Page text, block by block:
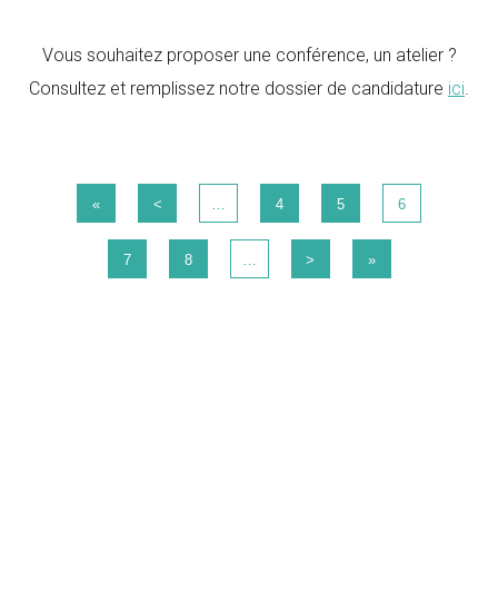
Vous souhaitez proposer une conférence, un atelier ?
Consultez et remplissez notre dossier de candidature ici.
« < … 4 5 6
7 8 … > »